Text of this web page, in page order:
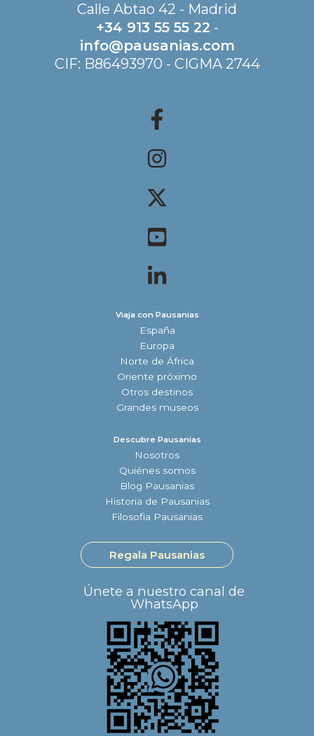
Calle Abtao 42 - Madrid
+34 913 55 55 22 -
info@pausanias.com
CIF: B86493970 - CIGMA 2744
Viaja con Pausanias
España
Europa
Norte de África
Oriente próximo
Otros destinos
Grandes museos
Descubre Pausanias
Nosotros
Quiénes somos
Blog Pausanias
Historia de Pausanias
Filosofia Pausanias
Regala Pausanias
Únete a nuestro canal de
WhatsApp